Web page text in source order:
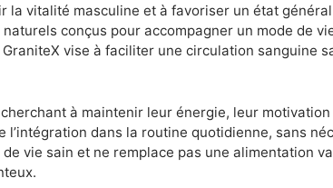
vitalité masculine et à favoriser un état
conçus pour accompagner un mode de
vise à faciliter une circulation sanguine
à maintenir leur énergie, leur
dans la routine quotidienne, sans
vie sain et ne remplace pas une alimentation